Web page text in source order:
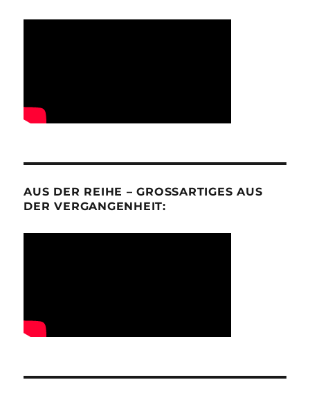
AUS DER REIHE – GROSSARTIGES AUS D
ER VERGANGENHEIT: